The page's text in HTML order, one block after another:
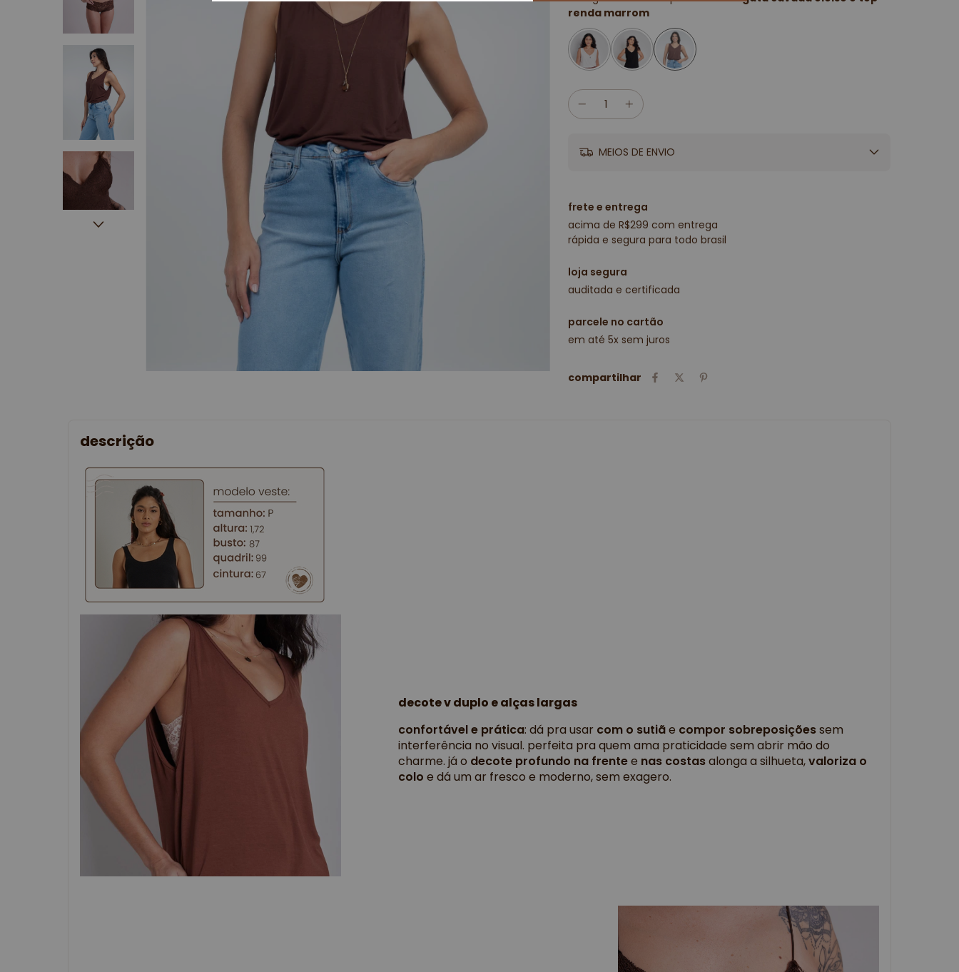
renda marrom
MEIOS DE ENVIO
frete e entrega
acima de R$299 com entrega
rápida e segura para todo brasil
loja segura
auditada e certificada
parcele no cartão
em até 5x sem juros
compartilhar
descrição
decote v duplo e alças largas
confortável e prática: dá pra usar com o sutiãe compor sobreposiçõessem
interferência no visual. perfeita pra quem ama praticidade sem abrir mão do
charme. já o decote profundo na frentee nas costasalonga a silhueta,valoriza o
colo e dá um ar fresco e moderno, sem exagero.